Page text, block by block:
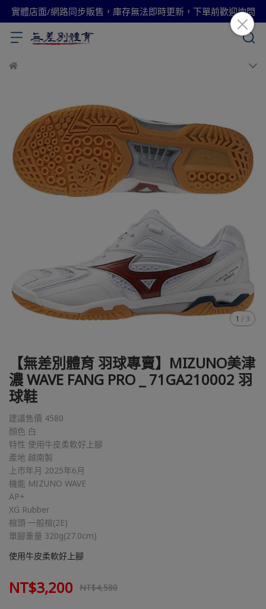
實體店面/網路同步販售，庫存無法即時更新，下單前歡迎詢問
1 / 3
【無差別體育 羽球專賣】MIZUNO美津
濃 WAVE FANG PRO _ 71GA210002 羽
球鞋
建議售價 4580
顏色 白
特性 使用牛皮柔軟好上腳
產地 越南製
上市年月 2025年6月
機能 MIZUNO WAVE
AP+
XG Rubber
楦頭 一般楦(2E)
單腳重量 320g(27.0cm)
使用牛皮柔軟好上腳
NT$3,200 NT$4,580